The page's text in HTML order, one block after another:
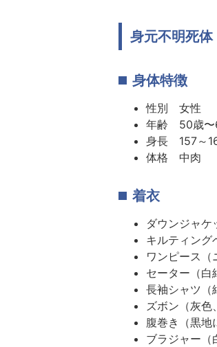
身元不明死体
身体特徴
性別 女性
年齢 50歳〜
身長 157～
体格 中肉
着衣
ダウンジャケ
キルティング
ワンピース（
セーター（白
長袖シャツ（
ズボン（灰
腹巻き（黒地
ブラジャー（